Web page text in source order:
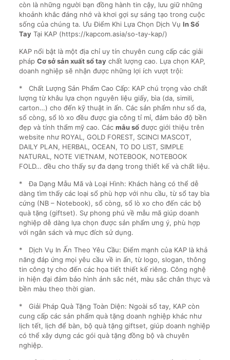
còn là những người bạn đồng hành tin cậy, lưu giữ những
khoảnh khắc đáng nhớ và khơi gợi sự sáng tạo trong cuộc
sống của chúng ta. Ưu Điểm Khi Lựa Chọn Dịch Vụ In Sổ
TayTại KAP (https://kapcom.asia/so-tay-kap/)
KAP nổi bật là một địa chỉ uy tín chuyên cung cấp các giải
pháp Cơ sở sản xuất sổ taychất lượng cao. Lựa chọn KAP,
doanh nghiệp sẽ nhận được những lợi ích vượt trội:
* Chất Lượng Sản Phẩm Cao Cấp: KAP chú trọng vào chất
lượng từ khâu lựa chọn nguyên liệu giấy, bìa (da, simili,
carton…) cho đến kỹ thuật in ấn. Các sản phẩm như sổ da,
sổ còng, sổ lò xo đều được gia công tỉ mỉ, đảm bảo độ bền
đẹp và tính thẩm mỹ cao. Các mẫu sổđược giới thiệu trên
website như ROYAL, GOLD FOREST, SCINCI MASCOT,
DAILY PLAN, HERBAL, OCEAN, TO DO LIST, SIMPLE
NATURAL, NOTE VIETNAM, NOTEBOOK, NOTEBOOK
FOLD… đều cho thấy sự đa dạng trong thiết kế và chất liệu.
* Đa Dạng Mẫu Mã và Loại Hình: Khách hàng có thể dễ
dàng tìm thấy các loại sổ phù hợp với nhu cầu, từ sổ tay bìa
cứng (NB – Notebook), sổ còng, sổ lò xo cho đến các bộ
quà tặng (giftset). Sự phong phú về mẫu mã giúp doanh
nghiệp dễ dàng lựa chọn được sản phẩm ưng ý, phù hợp
với ngân sách và mục đích sử dụng.
* Dịch Vụ In Ấn Theo Yêu Cầu: Điểm mạnh của KAP là khả
năng đáp ứng mọi yêu cầu về in ấn, từ logo, slogan, thông
tin công ty cho đến các họa tiết thiết kế riêng. Công nghệ
in hiện đại đảm bảo hình ảnh sắc nét, màu sắc chân thực và
bền màu theo thời gian.
* Giải Pháp Quà Tặng Toàn Diện: Ngoài sổ tay, KAP còn
cung cấp các sản phẩm quà tặng doanh nghiệp khác như
lịch tết, lịch để bàn, bộ quà tặng giftset, giúp doanh nghiệp
có thể xây dựng các gói quà tặng đồng bộ và chuyên
nghiệp.